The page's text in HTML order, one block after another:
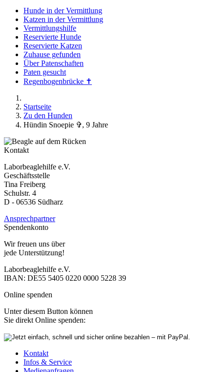
Hunde in der Vermittlung
Katzen in der Vermittlung
Vermittlungshilfe
Reservierte Hunde
Reservierte Katzen
Zuhause gefunden
Über Patenschaften
Paten gesucht
Regenbogenbrücke ✝
Startseite
Zu den Hunden
Hündin Snoepie ✞, 9 Jahre
Kontakt
Laborbeaglehilfe e.V.
Geschäftsstelle
Tina Freiberg
Schulstr. 4
D - 06536 Südharz
Ansprechpartner
Spendenkonto
Wir freuen uns über
jede Unterstützung!
Laborbeaglehilfe e.V.
IBAN: DE55 5405 0220 0000 5228 39
Online spenden
Unter diesem Button können
Sie direkt Online spenden:
Kontakt
Infos & Service